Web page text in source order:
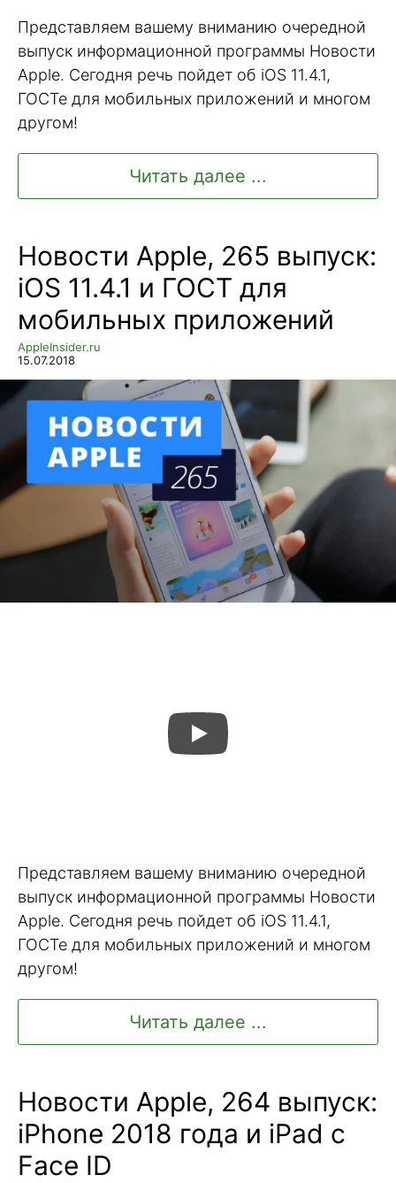
Представляем вашему вниманию очередной
выпуск информационной программы Новости
Apple. Сегодня речь пойдет об iOS 11.4.1,
ГОСТе для мобильных приложений и многом
другом!
Читать далее ...
Новости Apple, 265 выпуск:
iOS 11.4.1 и ГОСТ для
мобильных приложений
AppleInsider.ru
15.07.2018
Представляем вашему вниманию очередной
выпуск информационной программы Новости
Apple. Сегодня речь пойдет об iOS 11.4.1,
ГОСТе для мобильных приложений и многом
другом!
Читать далее ...
Новости Apple, 264 выпуск:
iPhone 2018 года и iPad с
Face ID